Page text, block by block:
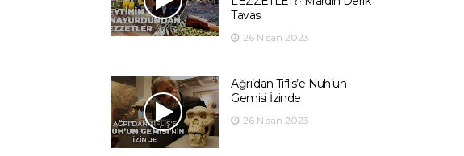
Tavası
26 Nisan 2023
Ağrı’dan Tiflis’e Nuh’un
Gemisi İzinde
26 Nisan 2023